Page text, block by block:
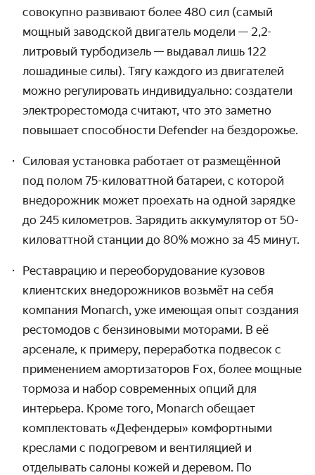
совокупно развивают более 480 сил (самый
мощный заводской двигатель модели — 2,2-
литровый турбодизель — выдавал лишь 122
лошадиные силы). Тягу каждого из двигателей
можно регулировать индивидуально: создатели
электрорестомода считают, что это заметно
повышает способности Defender на бездорожье.
Силовая установка работает от размещённой
под полом 75-киловаттной батареи, с которой
внедорожник может проехать на одной зарядке
до 245 километров. Зарядить аккумулятор от 50-
киловаттной станции до 80% можно за 45 минут.
Реставрацию и переоборудование кузовов
клиентских внедорожников возьмёт на себя
компания Monarch, уже имеющая опыт создания
рестомодов с бензиновыми моторами. В её
арсенале, к примеру, переработка подвесок с
применением амортизаторов Fox, более мощные
тормоза и набор современных опций для
интерьера. Кроме того, Monarch обещает
комплектовать «Дефендеры» комфортными
креслами с подогревом и вентиляцией и
отделывать салоны кожей и деревом. По